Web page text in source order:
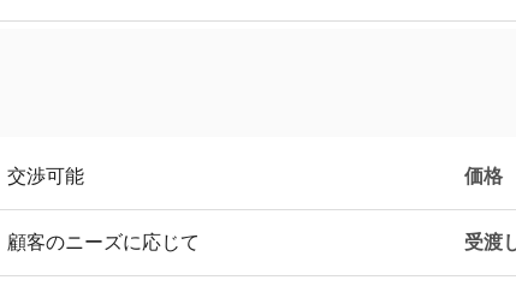
交渉可能 価格
顧客のニーズに応じて 受渡